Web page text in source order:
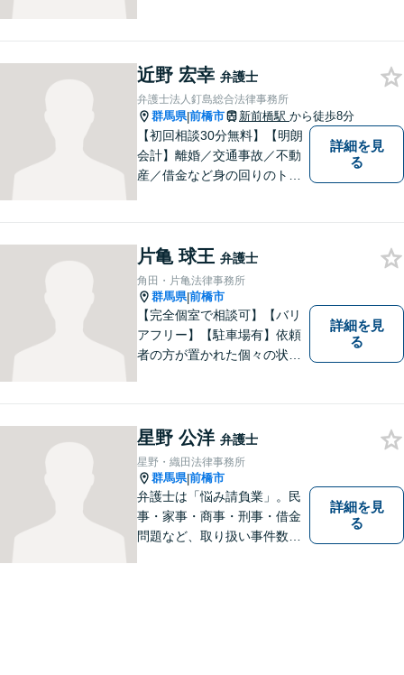
のお手伝いをします。
近野 宏幸 弁護士
弁護士法人釘島総合法律事務所
群馬県|前橋市 新前橋駅 から徒歩8分
【初回相談30分無料】【明朗
会計】離婚／交通事故／不動
産／借金など身の回りのトラ
くアドバイスを行い、皆さま
のニーズに沿った迅速な解決
を目指します。
詳細を見
る
片亀 球王 弁護士
角田・片亀法律事務所
群馬県|前橋市
【完全個室で相談可】【バリ
アフリー】【駐車場有】依頼
者の方が置かれた個々の状況
士、税理士等他の専門職と連
携し、最善の方法で解決する
ことを目指します。
詳細を見
る
星野 公洋 弁護士
星野・織田法律事務所
群馬県|前橋市
弁護士は「悩み請負業」。民
事・家事・商事・刑事・借金
問題など、取り扱い事件数も
詳細を見
る